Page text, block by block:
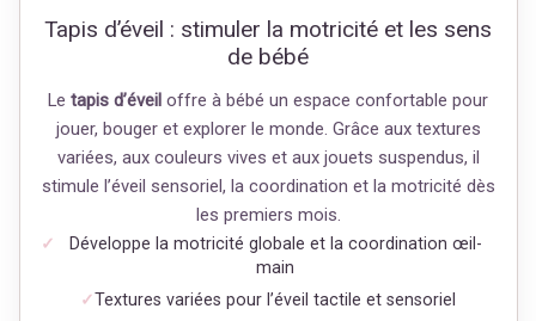
Tapis d’éveil : stimuler la motricité et les sens
de bébé
Le tapis d’éveil offre à bébé un espace confortable pour
jouer, bouger et explorer le monde. Grâce aux textures
variées, aux couleurs vives et aux jouets suspendus, il
stimule l’éveil sensoriel, la coordination et la motricité dès
les premiers mois.
Développe la motricité globale et la coordination œil-
main
Textures variées pour l’éveil tactile et sensoriel